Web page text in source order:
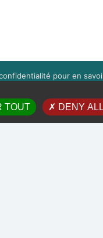
pour en
TOUT DENY